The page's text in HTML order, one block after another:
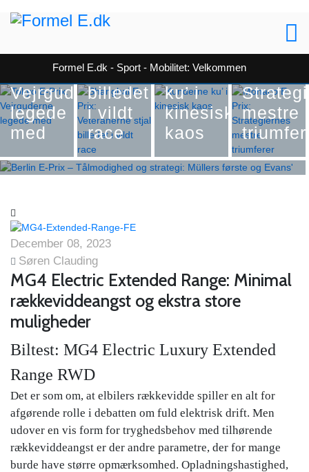
Formel E.dk - Sport - Mobilitet: Velkommen
Formel E
Tokyo
E-Prix:
Vejrguderne
legede
med
Shanghai
E-Prix:
Veteranerne
stjal
billedet
i vildt
race
Kunderne
ku’ i
kinesisk
kaos
Formel E
Monaco
E Prix:
mestre
Formel E
Berlin E-Prix – Tålmodighed og
strategi: Müllers første og Evans'
nye rekord
December 08, 2023
Søren Clauding
MG4 Electric Extended Range: Minimal
rækkeviddeangst og ekstra store
muligheder
Biltest: MG4 Electric Luxury Extended
Range RWD
Det er som om, at elbilers rækkevidde spiller en alt for
afgørende rolle i debatten om fuld elektrisk drift. Men
udover en vis form for tryghedsbehov med tilhørende
rækkeviddeangst er der andre parametre, der for mange
burde have større opmærksomhed. Opladningshastighed,